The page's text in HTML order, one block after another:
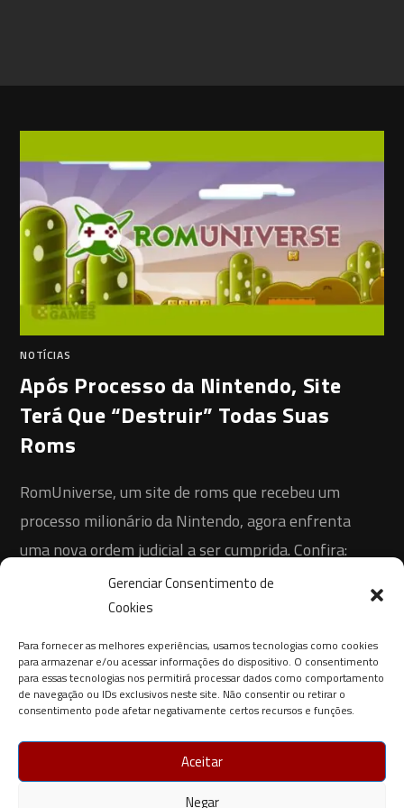
Gerenciar Consentimento de
Cookies
Para fornecer as melhores experiências, usamos tecnologias como cookies
para armazenar e/ou acessar informações do dispositivo. O consentimento
para essas tecnologias nos permitirá processar dados como comportamento
de navegação ou IDs exclusivos neste site. Não consentir ou retirar o
consentimento pode afetar negativamente certos recursos e funções.
Aceitar
Negar
NOTÍCIAS
Após Processo da Nintendo, Site
Terá Que “Destruir” Todas Suas
Roms
RomUniverse, um site de roms que recebeu um
processo milionário da Nintendo, agora enfrenta
uma nova ordem judicial a ser cumprida. Confira:
14 DE AGOSTO DE 2021